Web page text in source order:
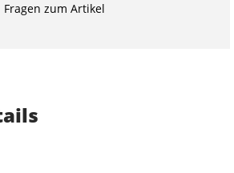
Fragen zum Artikel